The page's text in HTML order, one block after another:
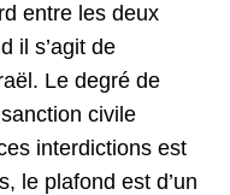
entre les deux
il s’agit de
Le degré de
civile
interdictions est
le plafond est d’un